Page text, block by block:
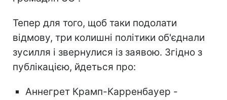
Тепер для того, щоб таки подолати
відмову, три колишні політики об'єднали
зусилля і звернулися із заявою. Згідно з
публікацією, йдеться про:
Аннегрет Крамп-Карренбауер -